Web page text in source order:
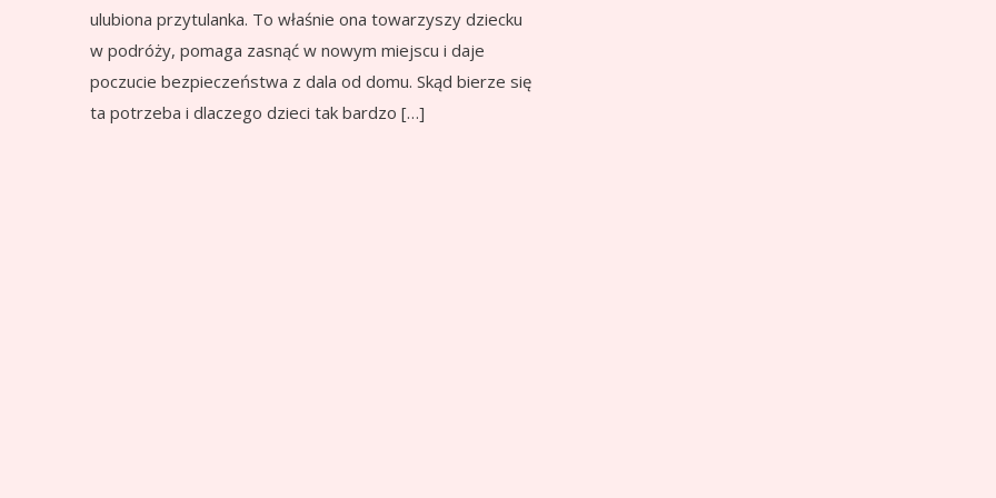
ulubiona przytulanka. To właśnie ona towarzyszy dziecku
w podróży, pomaga zasnąć w nowym miejscu i daje
poczucie bezpieczeństwa z dala od domu. Skąd bierze się
ta potrzeba i dlaczego dzieci tak bardzo […]